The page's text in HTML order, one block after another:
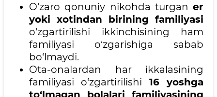
O‘zaro qonuniy nikohda turgan er
yoki xotindan birining familiyasi
o‘zgartirilishi ikkinchisining ham
familiyasi o‘zgarishiga sabab
bo‘lmaydi.
Ota-onalardan har ikkalasining
familiyasi o‘zgartirilishi 16 yoshga
to‘lmagan bolalari familiyasining